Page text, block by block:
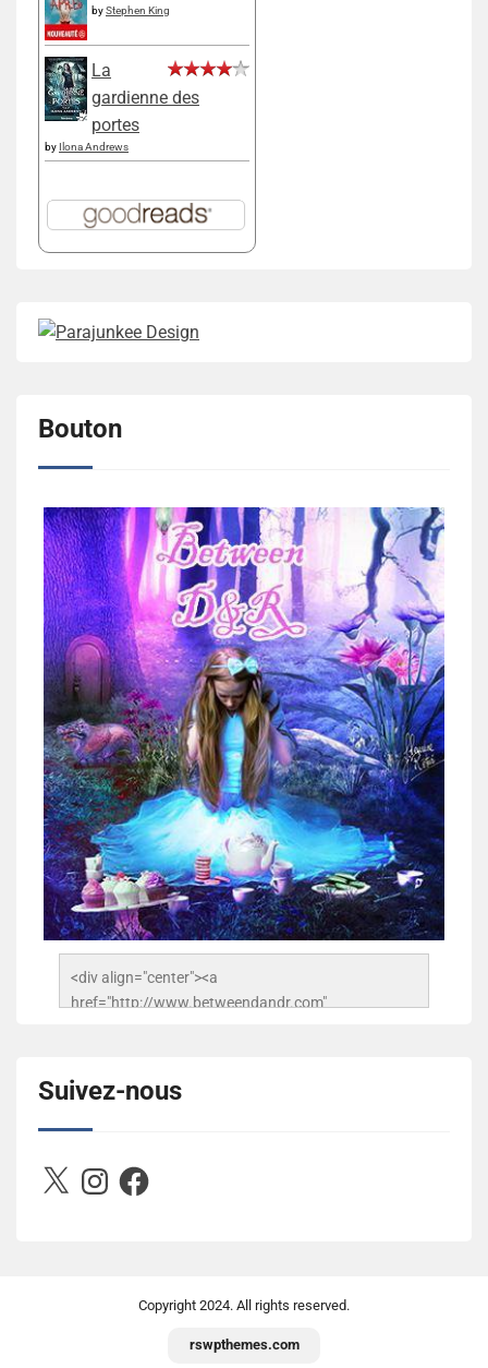
byStephen King
La
gardienne des
portes
by Ilona Andrews
Bouton
<div align="center"><a
href="http://www.betweendandr.com"
503716673157532-2788222864243652657-n.jpg"
alt="Between D&R" style="border:none;" /></a>
</div>
Suivez-nous
X InstagramFacebook
Copyright 2024. All rights reserved.
rswpthemes.com